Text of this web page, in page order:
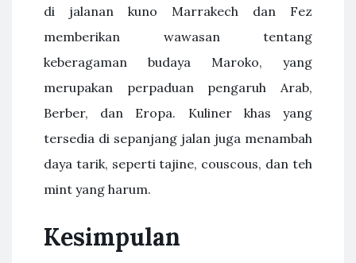
di jalanan kuno Marrakech dan Fez
memberikan wawasan tentang
keberagaman budaya Maroko, yang
merupakan perpaduan pengaruh Arab,
Berber, dan Eropa. Kuliner khas yang
tersedia di sepanjang jalan juga menambah
daya tarik, seperti tajine, couscous, dan teh
mint yang harum.
Kesimpulan